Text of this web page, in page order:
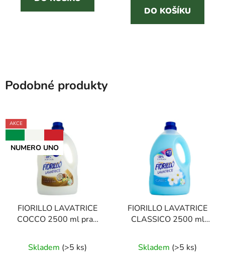
hvězdiček.
DO KOŠÍKU
Podobné produkty
AKCE
NUMERO UNO
FIORILLO LAVATRICE
COCCO 2500 ml prací
Skladem (>5 ks)
FIORILLO LAVATRICE
CLASSICO 2500 ml
hodnocení
Skladem (>5 ks)